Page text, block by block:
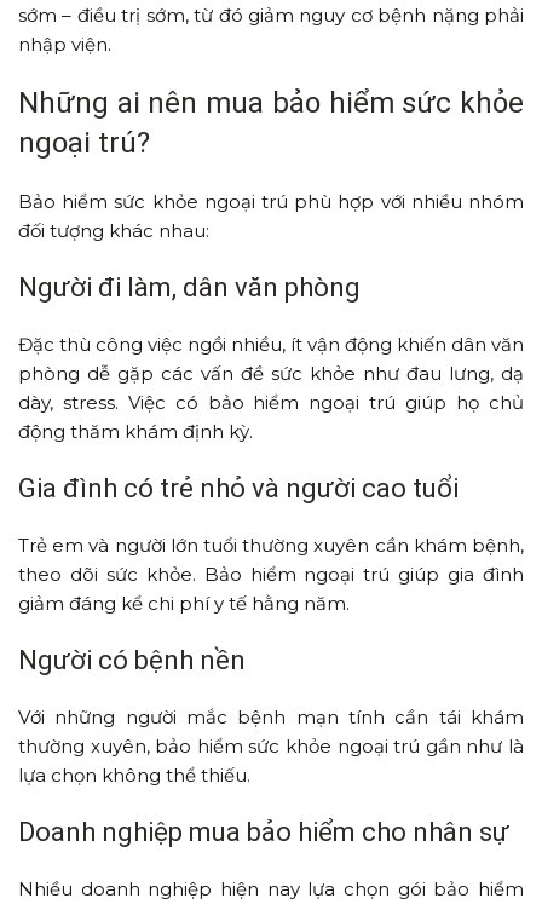
sớm – điều trị sớm, từ đó giảm nguy cơ bệnh nặng phải
nhập viện.
Những ai nên mua bảo hiểm sức khỏe
ngoại trú?
Bảo hiểm sức khỏe ngoại trú phù hợp với nhiều nhóm
đối tượng khác nhau:
Người đi làm, dân văn phòng
Đặc thù công việc ngồi nhiều, ít vận động khiến dân văn
phòng dễ gặp các vấn đề sức khỏe như đau lưng, dạ
dày, stress. Việc có bảo hiểm ngoại trú giúp họ chủ
động thăm khám định kỳ.
Gia đình có trẻ nhỏ và người cao tuổi
Trẻ em và người lớn tuổi thường xuyên cần khám bệnh,
theo dõi sức khỏe. Bảo hiểm ngoại trú giúp gia đình
giảm đáng kể chi phí y tế hằng năm.
Người có bệnh nền
Với những người mắc bệnh mạn tính cần tái khám
thường xuyên, bảo hiểm sức khỏe ngoại trú gần như là
lựa chọn không thể thiếu.
Doanh nghiệp mua bảo hiểm cho nhân sự
Nhiều doanh nghiệp hiện nay lựa chọn gói bảo hiểm